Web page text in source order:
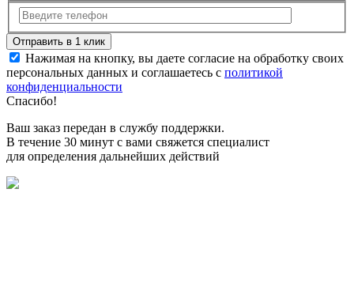
Нажимая на кнопку, вы даете согласие на обработку своих
персональных данных и соглашаетесь с политикой
конфиденциальности
Спасибо!
Ваш заказ передан в службу поддержки.
В течение 30 минут с вами свяжется специалист
для определения дальнейших действий